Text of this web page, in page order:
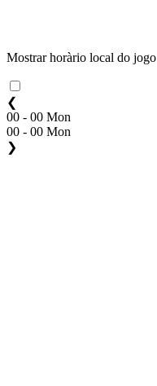
Mostrar horàrio local do jogo
❮
00 - 00 Mon
00 - 00 Mon
❯